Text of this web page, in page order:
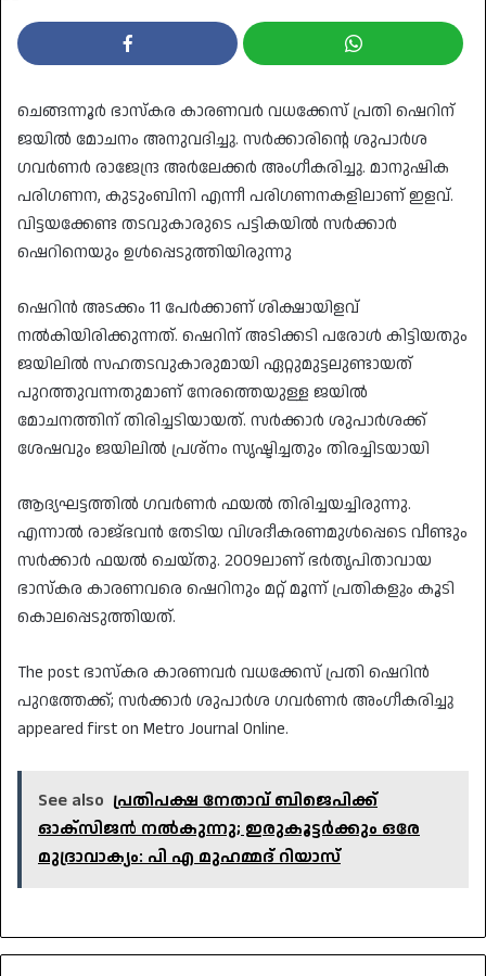
ചെങ്ങന്നൂർ ഭാസ്‌കര കാരണവർ വധക്കേസ് പ്രതി ഷെറിന്
ജയിൽ മോചനം അനുവദിച്ചു. സർക്കാരിന്റെ ശുപാർശ
ഗവർണർ രാജേന്ദ്ര അർലേക്കർ അംഗീകരിച്ചു. മാനുഷിക
പരിഗണന, കുടുംബിനി എന്നീ പരിഗണനകളിലാണ് ഇളവ്.
വിട്ടയക്കേണ്ട തടവുകാരുടെ പട്ടികയിൽ സർക്കാർ
ഷെറിനെയും ഉൾപ്പെടുത്തിയിരുന്നു
ഷെറിൻ അടക്കം 11 പേർക്കാണ് ശിക്ഷായിളവ്
നൽകിയിരിക്കുന്നത്. ഷെറിന് അടിക്കടി പരോൾ കിട്ടിയതും
ജയിലിൽ സഹതടവുകാരുമായി ഏറ്റുമുട്ടലുണ്ടായത്
പുറത്തുവന്നതുമാണ് നേരത്തെയുള്ള ജയിൽ
മോചനത്തിന് തിരിച്ചടിയായത്. സർക്കാർ ശുപാർശക്ക്
ശേഷവും ജയിലിൽ പ്രശ്‌നം സൃഷ്ടിച്ചതും തിരച്ചിടയായി
ആദ്യഘട്ടത്തിൽ ഗവർണർ ഫയൽ തിരിച്ചയച്ചിരുന്നു.
എന്നാൽ രാജ്ഭവൻ തേടിയ വിശദീകരണമുൾപ്പെടെ വീണ്ടും
സർക്കാർ ഫയൽ ചെയ്തു. 2009ലാണ് ഭർതൃപിതാവായ
ഭാസ്‌കര കാരണവരെ ഷെറിനും മറ്റ് മൂന്ന് പ്രതികളും കൂടി
കൊലപ്പെടുത്തിയത്.
The post ഭാസ്‌കര കാരണവർ വധക്കേസ് പ്രതി ഷെറിൻ
പുറത്തേക്ക്; സർക്കാർ ശുപാർശ ഗവർണർ അംഗീകരിച്ചു
appeared first on Metro Journal Online.
See also പ്രതിപക്ഷ നേതാവ് ബിജെപിക്ക്
ഓക്‌സിജന്‍ നല്‍കുന്നു; ഇരുകൂട്ടര്‍ക്കും ഒരേ
മുദ്രാവാക്യം: പി എ മുഹമ്മദ് റിയാസ്